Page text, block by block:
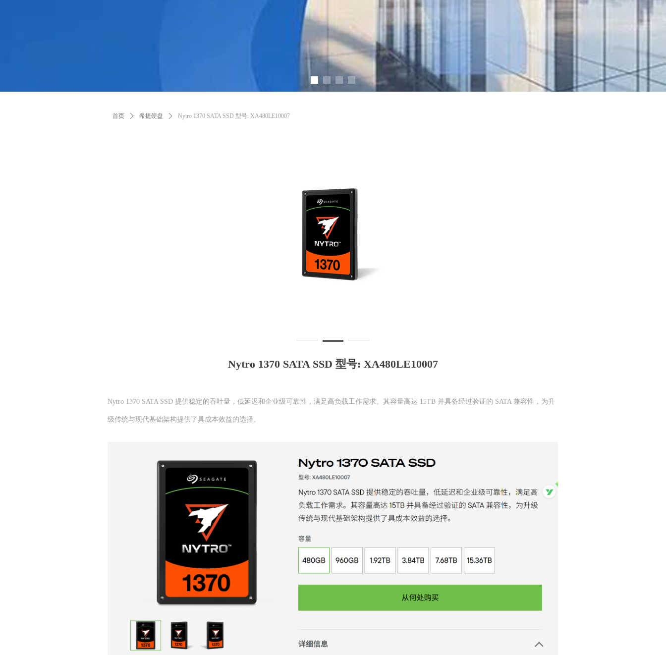
首页 ꄲ 希捷硬盘 ꄲ Nytro 1370 SATA SSD 型号: XA480LE10007
Nytro 1370 SATA SSD 型号: XA480LE10007
Nytro 1370 SATA SSD 提供稳定的吞吐量，低延迟和企业级可靠性，满足高负载工作需求。其容量高达 15TB 并具备经过验证的 SATA 兼容性，为升
级传统与现代基础架构提供了具成本效益的选择。